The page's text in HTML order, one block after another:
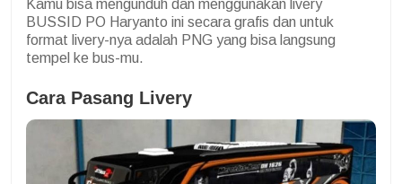
Kamu bisa mengunduh dan menggunakan livery
BUSSID PO Haryanto ini secara grafis dan untuk
format livery-nya adalah PNG yang bisa langsung
tempel ke bus-mu.
Cara Pasang Livery